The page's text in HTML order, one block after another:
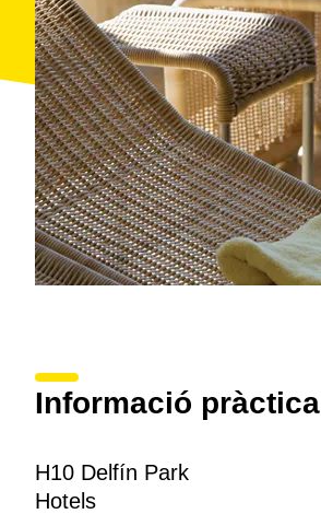
Informació pràctica
H10 Delfín Park
Hotels